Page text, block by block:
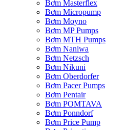
Bơm Masterflex
Bơm Micropump
Bơm Moyno
Bơm MP Pumps
Bơm MTH Pumps
Bơm Naniwa
Bơm Netzsch
Bơm Nikuni
Bơm Oberdorfer
Bơm Pacer Pumps
Bơm Pentair
Bơm POMTAVA
Bơm Ponndorf
Bơm Price Pump